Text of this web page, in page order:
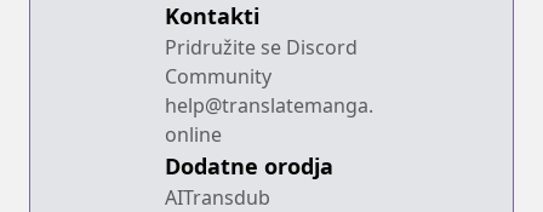
Kontakti
Pridružite se Discord
Community
help@translatemanga.
online
Dodatne orodja
AITransdub